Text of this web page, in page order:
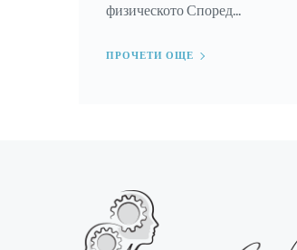
физическото Според...
ПРОЧЕТИ ОЩЕ